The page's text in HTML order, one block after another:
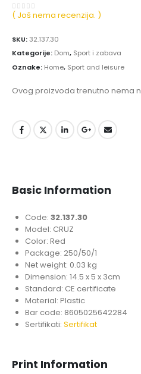
0 out of 5
( Još nema recenzija. )
SKU:32.137.30
Kategorije: Dom, Sport i zabava
Oznake: Home, Sport and leisure
Ovog proizvoda trenutno nema
Basic Information
Code:32.137.30
Model: CRUZ
Color: Red
Package: 250/50/1
Net weight: 0.03 kg
Dimension: 14.5 x 5 x 3cm
Standard: CE certificate
Material: Plastic
Bar code: 8605025642284
Sertifikati:Sertifikat
Print Information